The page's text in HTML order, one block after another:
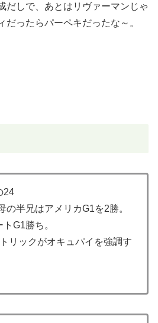
だしで、あとはリヴァーマンじゃ
だったらパーペキだったな～。
24
の半兄はアメリカG1を2勝。
G1勝ち。
リックがオキュパイを強調す